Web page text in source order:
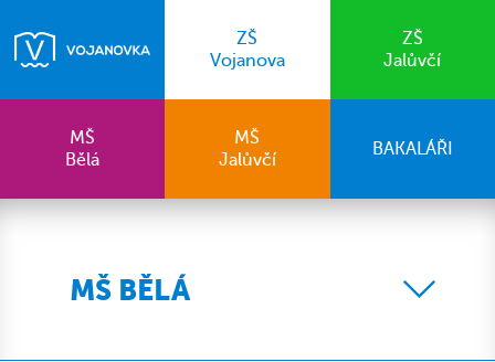
ZŠ
Vojanova
ZŠ
Jalůvčí
MŠ
Bělá
MŠ
Jalůvčí
BAKALÁŘI
MŠ BĚLÁ